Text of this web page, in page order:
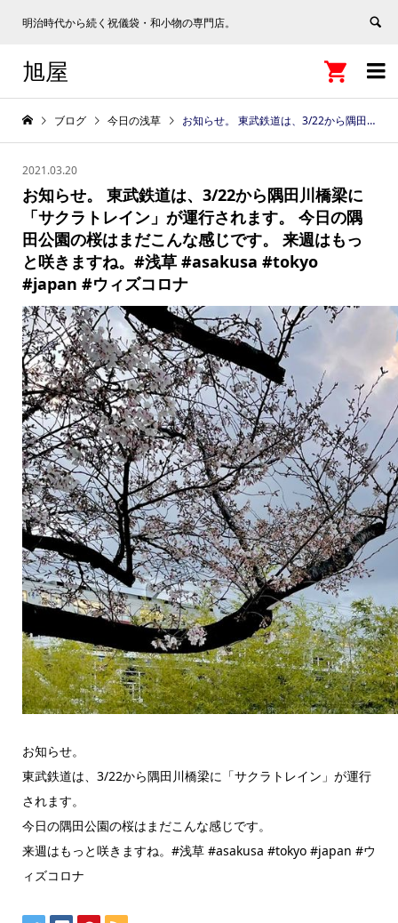
明治時代から続く祝儀袋・和小物の専門店。

旭屋 
ブログ 今日の浅草 お知らせ。 東武鉄道は、3/22から隅田川橋梁に「サクラトレイン」が運行されます。 今日の隅田公園の桜はまだこんな感じです。 来週はもっと咲きますね。#浅草 #asakusa #tokyo #japan #ウィズコロナ
2021.03.20
お知らせ。 東武鉄道は、3/22から隅田川橋梁に
「サクラトレイン」が運行されます。 今日の隅
田公園の桜はまだこんな感じです。 来週はもっ
と咲きますね。#浅草 #asakusa #tokyo
#japan #ウィズコロナ
お知らせ。
東武鉄道は、3/22から隅田川橋梁に「サクラトレイン」が運行
されます。
今日の隅田公園の桜はまだこんな感じです。
来週はもっと咲きますね。#浅草 #asakusa #tokyo #japan #ウ
ィズコロナ